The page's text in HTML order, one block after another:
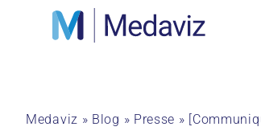
Medaviz » Blog » Presse »